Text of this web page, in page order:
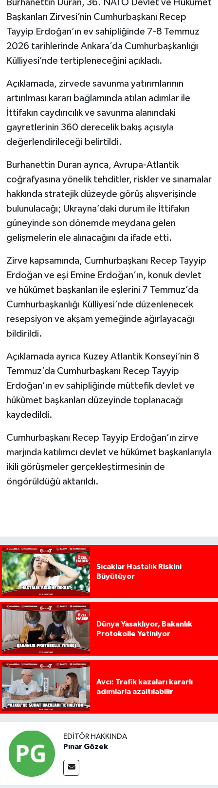
Burhanettin Duran, 36. NATO Devlet ve Hükûmet
Başkanları Zirvesi’nin Cumhurbaşkanı Recep
Tayyip Erdoğan’ın ev sahipliğinde 7-8 Temmuz
2026 tarihlerinde Ankara’da Cumhurbaşkanlığı
Külliyesi’nde tertipleneceğini açıkladı.
Açıklamada, zirvede savunma yatırımlarının
artırılması kararı bağlamında atılan adımlar ile
İttifakın caydırıcılık ve savunma alanındaki
gayretlerinin 360 derecelik bakış açısıyla
değerlendirileceği belirtildi.
Burhanettin Duran ayrıca, Avrupa-Atlantik
coğrafyasına yönelik tehditler, riskler ve sınamalar
hakkında stratejik düzeyde görüş alışverişinde
bulunulacağı; Ukrayna’daki durum ile İttifakın
güneyinde son dönemde meydana gelen
gelişmelerin ele alınacağını da ifade etti.
Zirve kapsamında, Cumhurbaşkanı Recep Tayyip
Erdoğan ve eşi Emine Erdoğan’ın, konuk devlet
ve hükûmet başkanları ile eşlerini 7 Temmuz’da
Cumhurbaşkanlığı Külliyesi’nde düzenlenecek
resepsiyon ve akşam yemeğinde ağırlayacağı
bildirildi.
Açıklamada ayrıca Kuzey Atlantik Konseyi’nin 8
Temmuz’da Cumhurbaşkanı Recep Tayyip
Erdoğan’ın ev sahipliğinde müttefik devlet ve
hükûmet başkanları düzeyinde toplanacağı
kaydedildi.
Cumhurbaşkanı Recep Tayyip Erdoğan’ın zirve
marjında katılımcı devlet ve hükûmet başkanlarıyla
ikili görüşmeler gerçekleştirmesinin de
öngörüldüğü aktarıldı.
Sıcaklar Hastalık Riskini
Büyütüyor
Dünya Yasaklıyor, Bakanlık
Protokolle Yetiniyor
Avcı: Trafik kazaları kararlı
adımlarla azaltılabilir
EDITÖR HAKKINDA
Pınar Gözek